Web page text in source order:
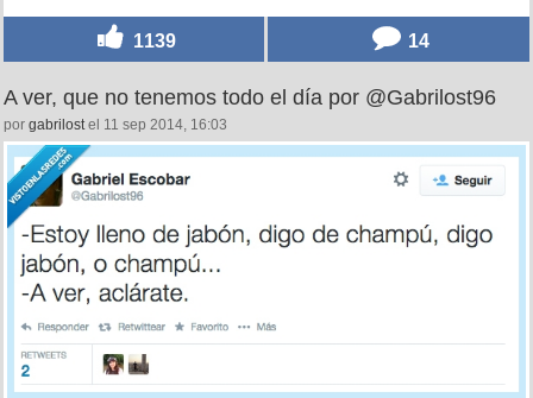
1139 14
A ver, que no tenemos todo el día por @Gabrilost96
por gabrilostel 11 sep 2014, 16:03